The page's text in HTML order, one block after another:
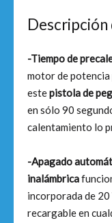
-Tiempo de
motor de potencia
estepistola de
en sólo 90
calentamiento lo
-Apagado
inalámbrica
incorporada de
recargable en